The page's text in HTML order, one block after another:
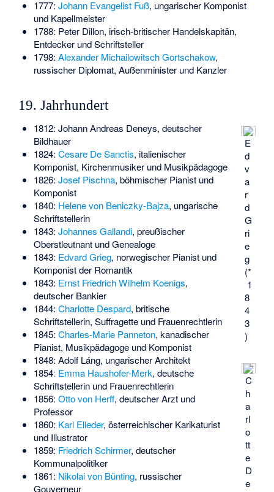
1777: Johann Evangelist Fuß, ungarischer Komponist
und Kapellmeister
1788: Peter Dillon, irisch-britischer Handelskapitän,
Entdecker und Schriftsteller
1798: Alexander Michailowitsch Gortschakow,
russischer Diplomat, Außenminister und Kanzler
19. Jahrhundert
E
d
v
a
r
d
G
ri
e
g
(*
1
8
4
3
)
C
h
a
rl
o
tt
e
D
e
1812: Johann Andreas Deneys, deutscher
Bildhauer
1824: Cesare De Sanctis, italienischer
Komponist, Kirchenmusiker und Musikpädagoge
1826: Josef Pischna, böhmischer Pianist und
Komponist
1840: Helene von Beniczky-Bajza, ungarische
Schriftstellerin
1843: Johannes Gallandi, preußischer
Oberstleutnant und Genealoge
1843: Edvard Grieg, norwegischer Pianist und
Komponist der Romantik
1843: Ernst Friedrich Wilhelm Koenigs,
deutscher Bankier
1844: Charlotte Despard, britische
Schriftstellerin, Suffragette und Frauenrechtlerin
1845: Charles-Marie Panneton, kanadischer
Pianist, Musikpädagoge und Komponist
1848: Adolf Láng, ungarischer Architekt
1854ː Emma Haushofer-Merk, deutsche
Schriftstellerin und Frauenrechtlerin
1856: Otto von Herff, deutscher Arzt und
Professor
1860: Karl Elleder, österreichischer Karikaturist
und Illustrator
1859: Friedrich Schirmer, deutscher
Kommunalpolitiker
1861: Nikolai von Bünting, russischer
Gouverneur